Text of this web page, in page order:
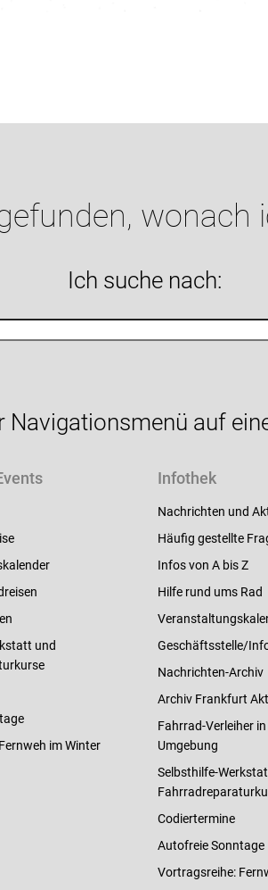
wonach
Ich suche nach:
Navigationsmenü auf
und
im Winter
Infothek
Nachrichten und
Häufig gestellte
Infos von A bis Z
Hilfe rund ums Rad
Geschäftsstelle/
Nachrichten-Archiv
Archiv Frankfurt
Fahrrad-Verleiher
Umgebung
Selbsthilfe-
Codiertermine
Autofreie Sonntage
Vortragsreihe: